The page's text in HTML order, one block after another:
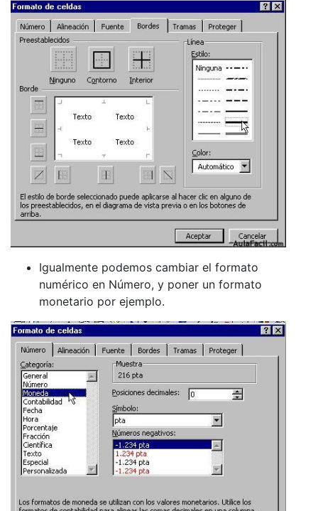
Igualmente podemos cambiar el formato
numérico en Número, y poner un formato
monetario por ejemplo.